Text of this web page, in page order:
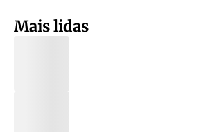
Mais lidas